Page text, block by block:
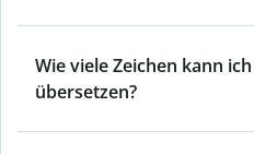
Wie viele Zeichen kann
übersetzen?